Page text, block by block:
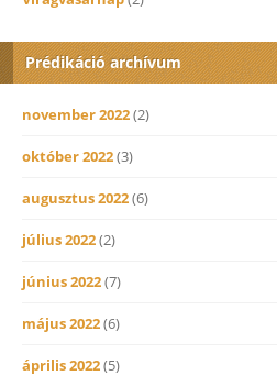
Prédikáció archívum
november 2022(2)
október 2022(3)
augusztus 2022(6)
július 2022(2)
június 2022(7)
május 2022(6)
április 2022(5)